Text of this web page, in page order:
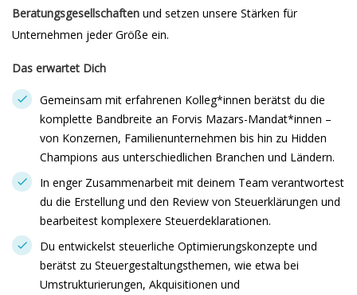
Beratungsgesellschaften und setzen unsere Stärken für
Unternehmen jeder Größe ein.
Das erwartet Dich
Gemeinsam mit erfahrenen Kolleg*innen berätst du die
komplette Bandbreite an Forvis Mazars-Mandat*innen –
von Konzernen, Familienunternehmen bis hin zu Hidden
Champions aus unterschiedlichen Branchen und Ländern.
In enger Zusammenarbeit mit deinem Team verantwortest
du die Erstellung und den Review von Steuerklärungen und
bearbeitest komplexere Steuerdeklarationen.
Du entwickelst steuerliche Optimierungskonzepte und
berätst zu Steuergestaltungsthemen, wie etwa bei
Umstrukturierungen, Akquisitionen und